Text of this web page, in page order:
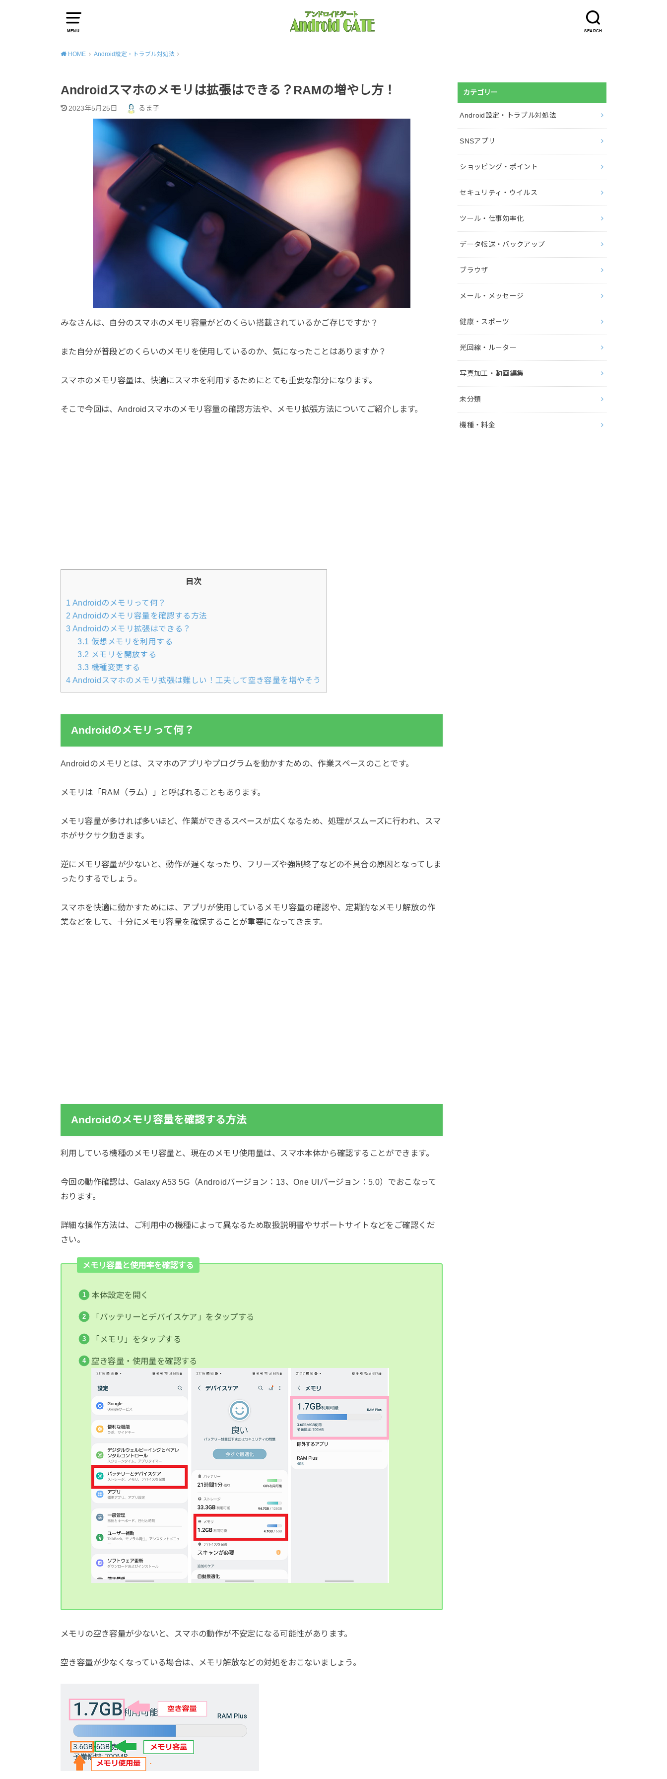
MENU SEARCH
HOME Android設定・トラブル対処法
Androidスマホのメモリは拡張はできる？RAMの増やし方！
2023年5月25日 るま子
みなさんは、自分のスマホのメモリ容量がどのくらい搭載されているかご存じですか？
また自分が普段どのくらいのメモリを使用しているのか、気になったことはありますか？
スマホのメモリ容量は、快適にスマホを利用するためにとても重要な部分になります。
そこで今回は、Androidスマホのメモリ容量の確認方法や、メモリ拡張方法についてご紹介します。
目次
1 Androidのメモリって何？
2 Androidのメモリ容量を確認する方法
3 Androidのメモリ拡張はできる？
3.1 仮想メモリを利用する
3.2 メモリを開放する
3.3 機種変更する
4 Androidスマホのメモリ拡張は難しい！工夫して空き容量を増やそう
Androidのメモリって何？
Androidのメモリとは、スマホのアプリやプログラムを動かすための、作業スペースのことです。
メモリは「RAM（ラム）」と呼ばれることもあります。
メモリ容量が多ければ多いほど、作業ができるスペースが広くなるため、処理がスムーズに行われ、スマ
ホがサクサク動きます。
逆にメモリ容量が少ないと、動作が遅くなったり、フリーズや強制終了などの不具合の原因となってしま
ったりするでしょう。
スマホを快適に動かすためには、アプリが使用しているメモリ容量の確認や、定期的なメモリ解放の作
業などをして、十分にメモリ容量を確保することが重要になってきます。
Androidのメモリ容量を確認する方法
利用している機種のメモリ容量と、現在のメモリ使用量は、スマホ本体から確認することができます。
今回の動作確認は、Galaxy A53 5G（Androidバージョン：13、One UIバージョン：5.0）でおこなって
おります。
詳細な操作方法は、ご利用中の機種によって異なるため取扱説明書やサポートサイトなどをご確認くだ
さい。
メモリ容量と使用率を確認する
本体設定を開く
「バッテリーとデバイスケア」をタップする
「メモリ」をタップする
空き容量・使用量を確認する
メモリの空き容量が少ないと、スマホの動作が不安定になる可能性があります。
空き容量が少なくなっている場合は、メモリ解放などの対処をおこないましょう。
カテゴリー
Android設定・トラブル対処法
SNSアプリ
ショッピング・ポイント
セキュリティ・ウイルス
ツール・仕事効率化
データ転送・バックアップ
ブラウザ
メール・メッセージ
健康・スポーツ
光回線・ルーター
写真加工・動画編集
未分類
機種・料金